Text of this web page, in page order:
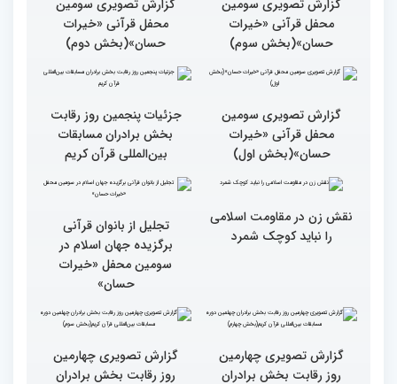
گزارش تصویری حواشی روز
پنجم چهلمین دوره مسابقات
بین المللی قرآن کریم
۶۰ درصد مقام‌های مسابقات
قرآنی جهان متعلق به قاریان
ایران است
گزارش تصویری سومین
محفل قرآنی «خیرات
حسان»(بخش سوم)
گزارش تصویری سومین
محفل قرآنی «خیرات
حسان»(بخش دوم)
گزارش تصویری سومین
جزئیات پنجمین روز رقابت
بخش برادران مسابقات
بین‌المللی قرآن کریم
نقش زن در مقاومت اسلامی
را نباید کوچک شمرد
تجلیل از بانوان قرآنی
برگزیده جهان اسلام در